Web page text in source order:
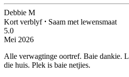
Debbie M
Kort verblyf ⋅ Saam met lewensmaat
5.0
Mei 2026
Alle verwagtinge oortref. Baie dankie.
die huis. Plek is baie netjies.